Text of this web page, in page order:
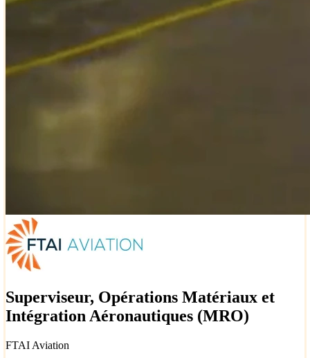
Superviseur, Opérations Matériaux et
Intégration Aéronautiques (MRO)
FTAI Aviation